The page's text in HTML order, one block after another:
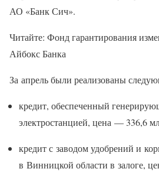
АО «Банк Сич».
Читайте: Фонд гарантирования
Айбокс Банка
За апрель были реализованы
кредит, обеспеченный
электростанцией, цена — 336,6
кредит с заводом удобрений и
в Винницкой области в залоге,